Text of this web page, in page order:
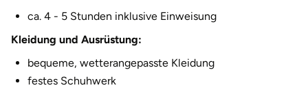
ca. 4 - 5 Stunden inklusive Einweisung
Kleidung und Ausrüstung:
bequeme, wetterangepasste Kleidung
festes Schuhwerk